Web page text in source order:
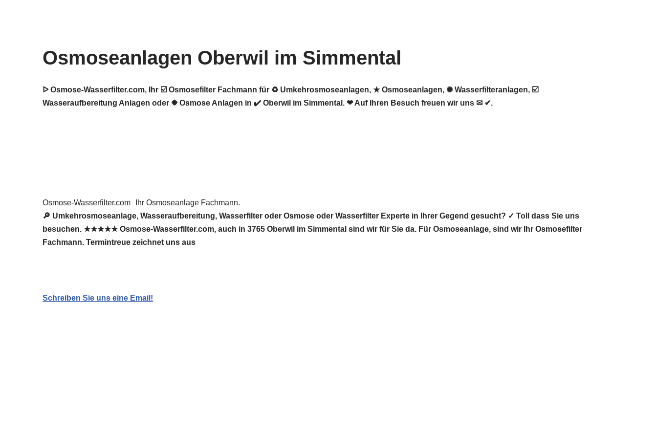
Osmoseanlagen Oberwil im Simmental
ᐅ Osmose-Wasserfilter.com, Ihr ☑️ Osmosefilter Fachmann für ♻ Umkehrosmoseanlagen, ★ Osmoseanlagen, ✺ Wasserfilteranlagen, ☑️
Wasseraufbereitung Anlagen oder ✹ Osmose Anlagen in ✔️ Oberwil im Simmental. ❤ Auf Ihren Besuch freuen wir uns ✉ ✔.
Osmose-Wasserfilter.com
Ihr Osmoseanlage Fachmann.
🔎 Umkehrosmoseanlage, Wasseraufbereitung, Wasserfilter oder Osmose oder Wasserfilter Experte in Ihrer Gegend gesucht? ✓ Toll dass Sie uns
besuchen. ★★★★★ Osmose-Wasserfilter.com, auch in 3765 Oberwil im Simmental sind wir für Sie da. Für Osmoseanlage, sind wir Ihr Osmosefilter
Fachmann. Termintreue zeichnet uns aus
Schreiben Sie uns eine Email!